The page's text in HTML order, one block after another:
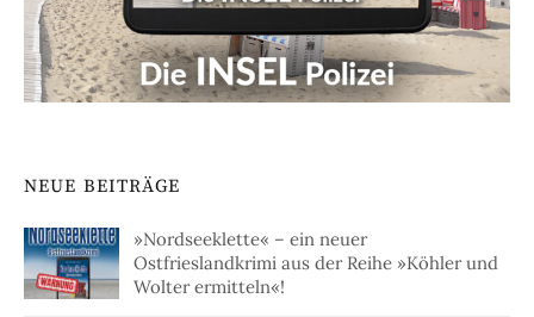
NEUE BEITRÄGE
»Nordseeklette« – ein neuer
Ostfrieslandkrimi aus der Reihe »Köhler und
Wolter ermitteln«!